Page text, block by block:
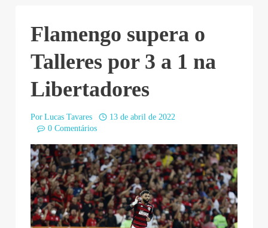
Flamengo supera o
Talleres por 3 a 1 na
Libertadores
Por Lucas Tavares
13 de abril de 2022
0 Comentários